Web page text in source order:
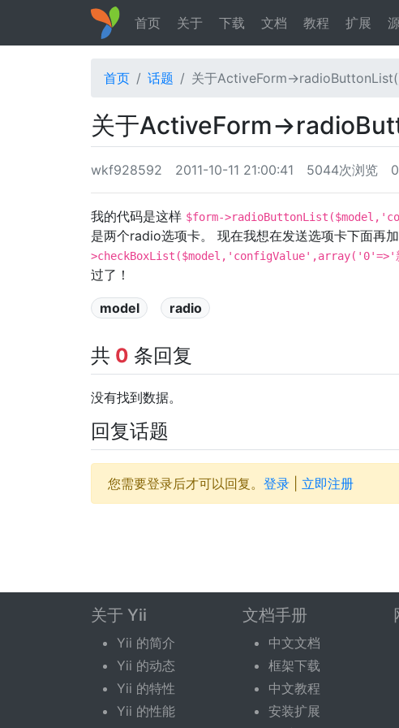
首页 关于 下载 文档 教程 扩展
首页 话题 关于ActiveForm-
关于ActiveForm-
wkf928592 2011-10-11 21:00:41 5044次浏览
我的代码是这样 $form-
是两个radio选项卡。 现在我想在发送选项卡下面再
过了！
model radio
共 0 条回复
没有找到数据。
回复话题
您需要登录后才可以回复。 登录 立即注册
关于 Yii
Yii 的简介
Yii 的动态
Yii 的特性
Yii 的性能
文档手册
中文文档
框架下载
中文教程
安装扩展